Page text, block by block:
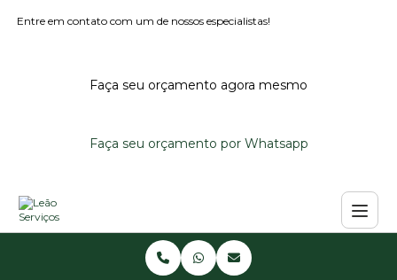
Entre em contato com um de nossos especialistas!
Faça seu orçamento agora mesmo
Faça seu orçamento por Whatsapp